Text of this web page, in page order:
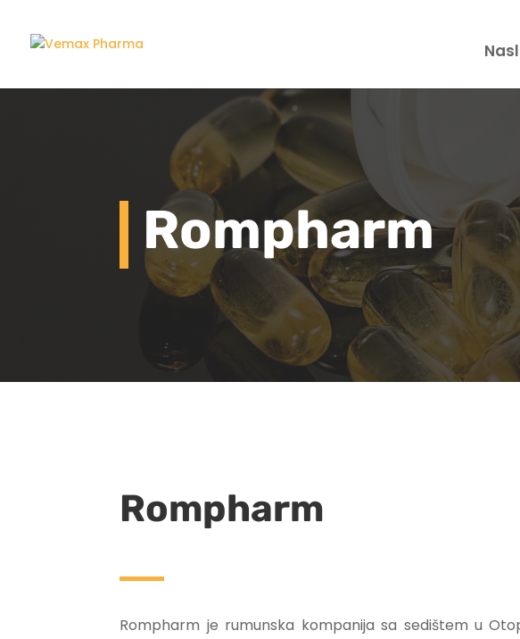
Rompharm
Rompharm
Rompharm je rumunska kompanija sa sedištem u